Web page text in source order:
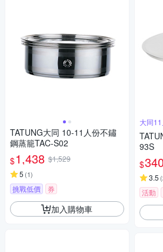
TATUNG大同 10-11人份不鏽
鋼蒸籠TAC-S02
$1,438 $1,529
5 (1)
挑戰低價 券
加入購物車
大同
93S
$
3.5 (
活動